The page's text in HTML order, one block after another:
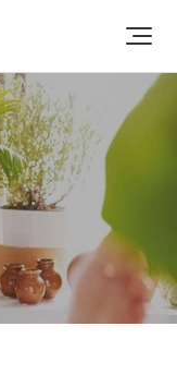
افتح
القائمة